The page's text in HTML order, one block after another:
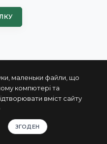
маленьки файли, що
компютері та
вміст сайту
ЗГОДЕН
комп'ютери та